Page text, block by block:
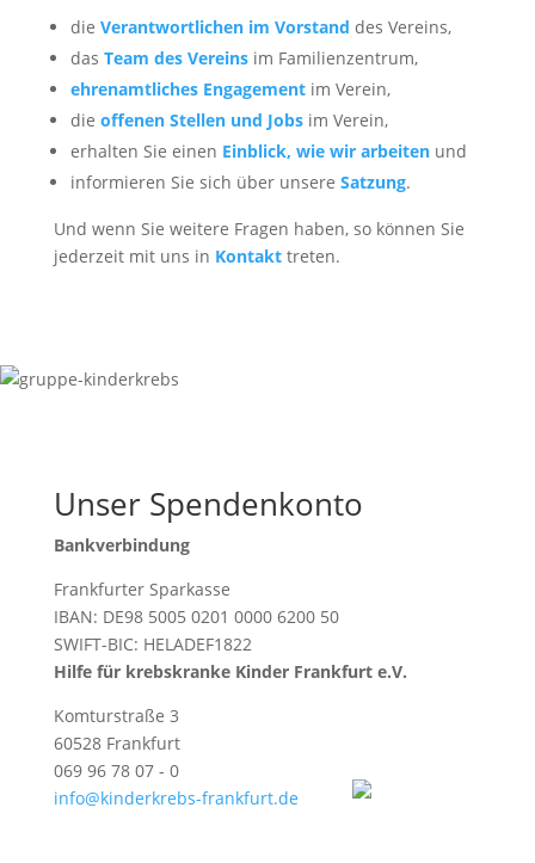
die Verantwortlichen im Vorstand des Vereins,
das Team des Vereins im Familienzentrum,
ehrenamtliches Engagementim Verein,
die offenen Stellen und Jobs im Verein,
erhalten Sie einen Einblick, wie wir arbeiten und
informieren Sie sich über unsere Satzung.
Und wenn Sie weitere Fragen haben, so können Sie
jederzeit mit uns in Kontakttreten.
Unser Spendenkonto
Bankverbindung
Frankfurter Sparkasse
IBAN: DE98 5005 0201 0000 6200 50
SWIFT-BIC: HELADEF1822
Hilfe für krebskranke Kinder Frankfurt e.V.
Komturstraße 3
60528 Frankfurt
069 96 78 07 - 0
info@kinderkrebs-frankfurt.de